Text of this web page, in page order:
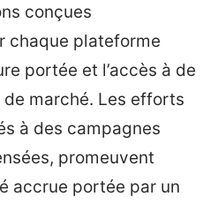
conçues
chaque plateforme
portée et l’accès à de
marché. Les efforts
à des campagnes
promeuvent
accrue portée par un